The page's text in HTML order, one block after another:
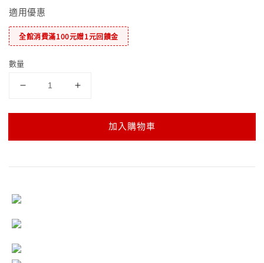
適用優惠
全館消費滿100元贈1元回饋金
數量
加入購物車